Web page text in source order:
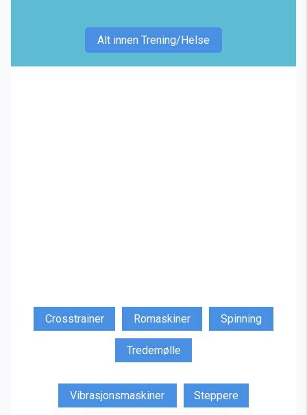
Alt innen Trening/Helse
Crosstrainer Romaskiner Spinning
Tredemølle
Vibrasjonsmaskiner Steppere